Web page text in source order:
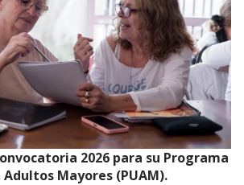
2026 para su Programa
Mayores (PUAM).